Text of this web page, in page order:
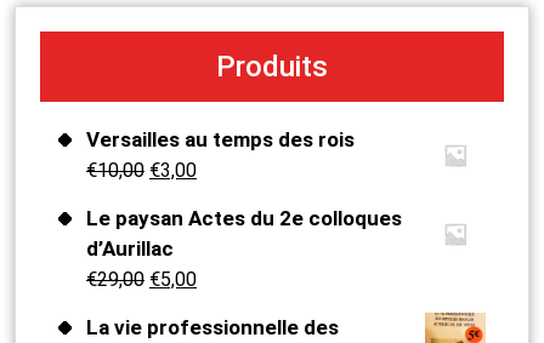
Produits
Versailles au temps des rois
€10,00 €3,00
Le paysan Actes du 2e colloques
d’Aurillac
€29,00 €5,00
La vie professionnelle des